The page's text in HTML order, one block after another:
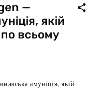
—
якій
всьому
амуніція, якій